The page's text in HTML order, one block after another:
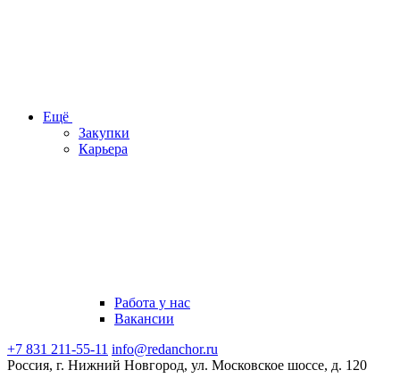
Ещё
Закупки
Карьера
Работа у нас
Вакансии
+7 831 211-55-11 info@redanchor.ru
Россия, г. Нижний Новгород, ул. Московское шоссе, д. 120